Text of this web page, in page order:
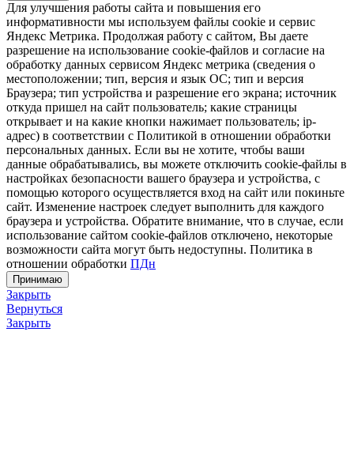
Для улучшения работы сайта и повышения его
информативности мы используем файлы cookie и сервис
Яндекс Метрика. Продолжая работу с сайтом, Вы даете
разрешение на использование cookie-файлов и согласие на
обработку данных сервисом Яндекс метрика (сведения о
местоположении; тип, версия и язык ОС; тип и версия
Браузера; тип устройства и разрешение его экрана; источник
откуда пришел на сайт пользователь; какие страницы
открывает и на какие кнопки нажимает пользователь; ip-
адрес) в соответствии с Политикой в отношении обработки
персональных данных. Если вы не хотите, чтобы ваши
данные обрабатывались, вы можете отключить cookie-файлы в
настройках безопасности вашего браузера и устройства, с
помощью которого осуществляется вход на сайт или покиньте
сайт. Изменение настроек следует выполнить для каждого
браузера и устройства. Обратите внимание, что в случае, если
использование сайтом cookie-файлов отключено, некоторые
возможности сайта могут быть недоступны. Политика в
отношении обработки ПДн
Принимаю
Закрыть
Вернуться
Закрыть